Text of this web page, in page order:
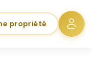
propriété